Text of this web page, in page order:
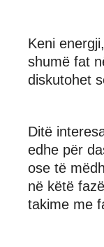
Keni
shumë fat
diskutohet
Ditë
edhe për
ose të
në këtë
takime me